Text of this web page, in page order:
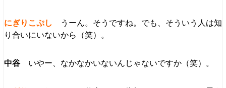
うーん。そうですね。でも、そういう人は知
り合いにいないから（笑）。
いやー、なかなかいないんじゃないですか（笑）。